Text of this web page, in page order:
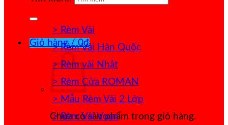
Giỏ hàng /0₫
Chưa có sản phẩm trong giỏ hàng.
> Rèm Vải
> Rèm Vải Hàn Quốc
> Rèm vải Nhật
> Rèm Cửa ROMAN
> Mẫu Rèm Vải 2 Lớp
> Rèm Vải Voan